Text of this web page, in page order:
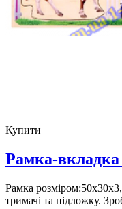
Купити
Рамка-
Рамка
тримачі та підложку.